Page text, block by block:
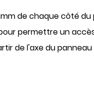
de chaque côté
permettre un
de l'axe du